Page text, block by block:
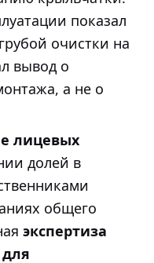
показал
очистки на
вывод о
а не о
лицевых
долей в
общего
экспертиза